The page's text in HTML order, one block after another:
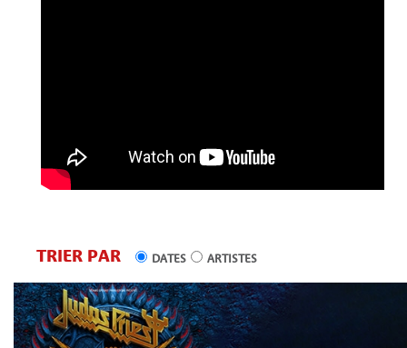
TRIER PAR DATES ARTISTES